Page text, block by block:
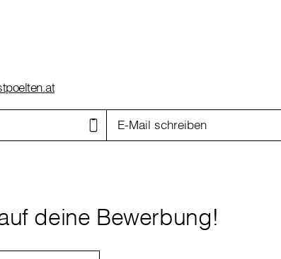
E-Mail schreiben
deine Bewerbung!